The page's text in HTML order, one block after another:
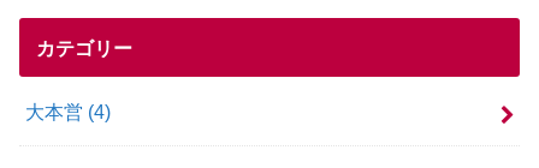
カテゴリー
大本営 (4)